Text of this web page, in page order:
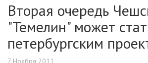
Вторая очередь
"Темелин" может
петербургским
7 Ноября 2011